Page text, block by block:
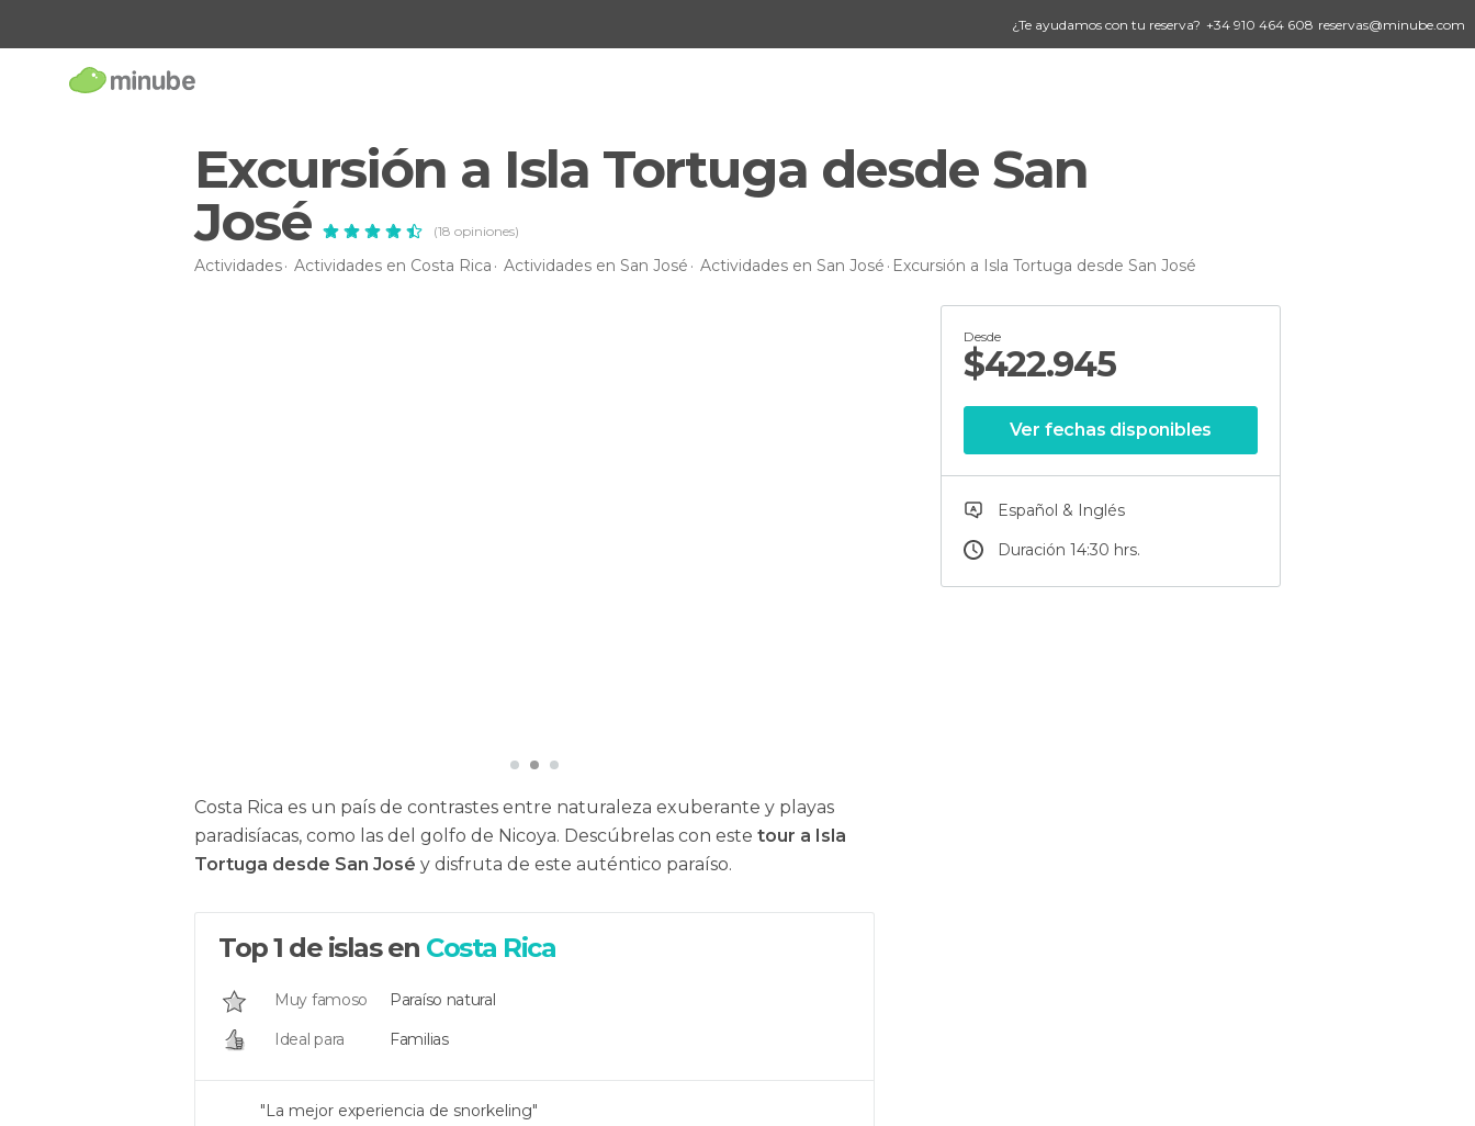
¿Te ayudamos con tu reserva? +34 910 464 608 reservas@minube.com
Excursión a Isla Tortuga desde San
José
(18 opiniones)
Actividades Actividades en Costa Rica Actividades en San José Actividades en San José Excursión a Isla Tortuga desde San José
Desde
$422.945
Ver fechas disponibles
Español & Inglés
Duración 14:30 hrs.
Costa Rica es un país de contrastes entre naturaleza exuberante y playas
paradisíacas, como las del golfo de Nicoya. Descúbrelas con este tour a Isla
Tortuga desde San José y disfruta de este auténtico paraíso.
Top 1 de islas en Costa Rica
Muy famoso
Paraíso natural
Ideal para
Familias
"La mejor experiencia de snorkeling"